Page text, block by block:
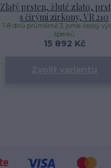
Zlatý prsten, žluté zlato,
s čirými zirkony, VR 210
15 892 Kč
1-8 dnů průměrně 3, jsme český
šperků